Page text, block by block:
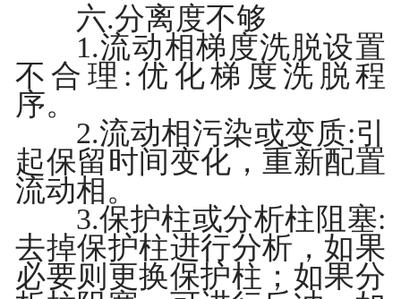
六.分离度不够
1.流动相梯度洗脱设置
不合理:优化梯度洗脱程
序。
2.流动相污染或变质:引
起保留时间变化，重新配置
流动相。
3.保护柱或分析柱阻塞:
去掉保护柱进行分析，如果
必要则更换保护柱；如果分